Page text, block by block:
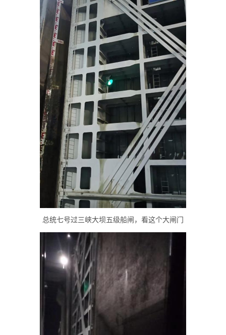
总统七号过三峡大坝五级船闸，看这个大闸门